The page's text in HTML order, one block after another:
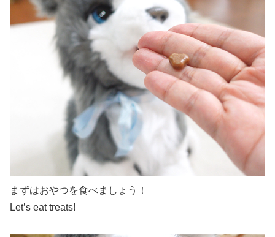
まずはおやつを食べましょう！
Let’s eat treats!